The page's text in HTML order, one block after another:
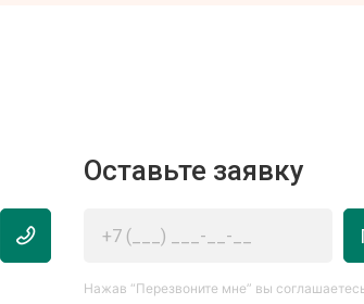
Оставьте заявку
Нажав “Перезвоните мне” вы